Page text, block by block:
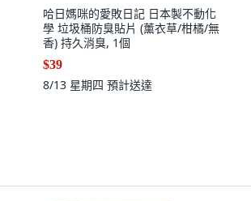
哈日媽咪的愛敗日記 日本製不動化
學 垃圾桶防臭貼片 (薰衣草/柑橘/無
香) 持久消臭, 1個
$39
8/13 星期四 預計送達